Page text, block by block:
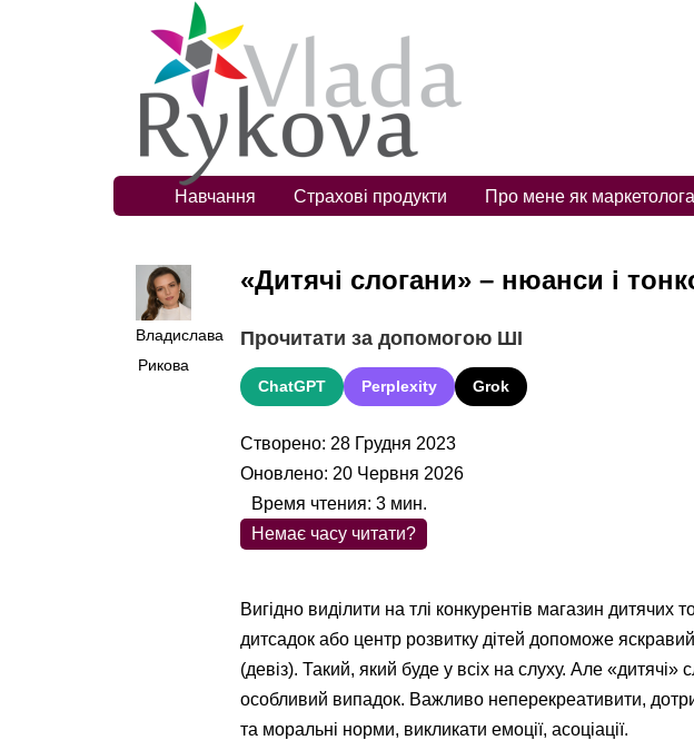
Навчання Страхові продукти Про мене як маркетолога
Владислава
Рикова
«Дитячі слогани» – нюанси і
Прочитати за допомогою ШІ
ChatGPT Perplexity Grok
Створено: 28 Грудня 2023
Оновлено: 20 Червня 2026
Немає часу читати?
Время чтения: 3 мин.
Вигідно виділити на тлі конкурентів магазин дитячих
дитсадок або центр розвитку дітей допоможе
(девіз). Такий, який буде у всіх на слуху. Але «дитячі»
особливий випадок. Важливо неперекреативити,
та моральні норми, викликати емоції, асоціації.